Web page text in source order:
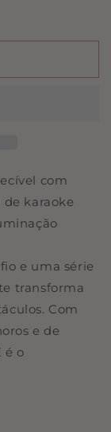
com
karaoke
e uma série
transforma
Com
e de
é o